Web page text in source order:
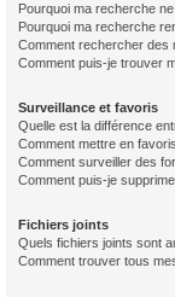
Pourquoi ma recherche
Pourquoi ma recherche
Comment rechercher des
Comment puis-je trouver
Surveillance et favoris
Quelle est la différence
Comment mettre en
Comment surveiller des
Comment puis-je
Fichiers joints
Quels fichiers joints sont
Comment trouver tous